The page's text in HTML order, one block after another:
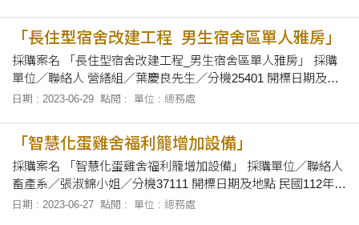
組「長住型宿舍改建工程_男生宿舍區單人雅房」
採購案名 「長住型宿舍改建工程_男生宿舍區單人雅房」 採購
單位／聯絡人 營繕組／葉慶良先生／分機25401 開標日期及地
點 民國112年7月6日上午10時40分，在本校總務處會議室當眾
取招標有關文
日期 : 2023-06-29 點閱 : 單位 : 總務處
「智慧化蛋雞舍福利籠增加設備」
採購案名 「智慧化蛋雞舍福利籠增加設備」 採購單位／聯絡人
畜產系／張淑錦小姐／分機37111 開標日期及地點 民國112年7
月11日下午2時15分，在本校總務處會議室當眾開標。 招標文
日期 : 2023-06-27 點閱 : 單位 : 總務處